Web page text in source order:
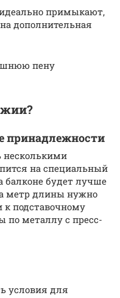
примыкают,
дополнительная
пену
принадлежности
несколькими
на специальный
будет лучше
метр длины нужно
к подставочному
по металлу с пресс-
условия для